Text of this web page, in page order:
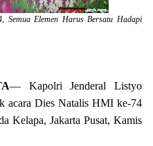
Elemen Harus Bersatu Hadapi
— Kapolri Jenderal Listyo
acara Dies Natalis HMI ke-74
Kelapa, Jakarta Pusat, Kamis